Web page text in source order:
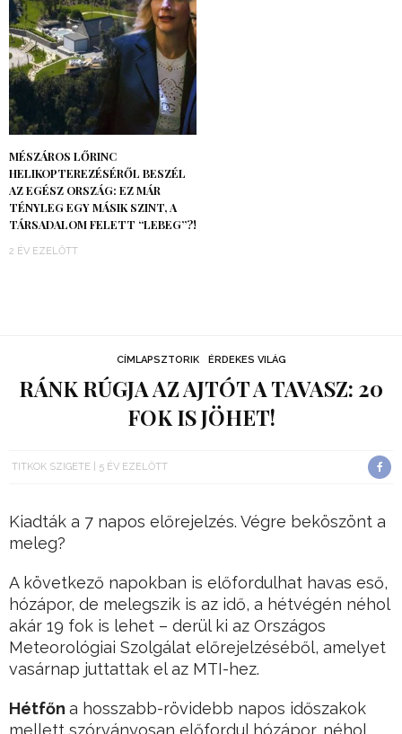
MÉSZÁROS LŐRINC
HELIKOPTEREZÉSÉRŐL BESZÉL
AZ EGÉSZ ORSZÁG: EZ MÁR
TÉNYLEG EGY MÁSIK SZINT, A
TÁRSADALOM FELETT “LEBEG”?!
2 ÉV EZELŐTT
CÍMLAPSZTORIK ÉRDEKES VILÁG
RÁNK RÚGJA AZ AJTÓT A TAVASZ: 20
FOK IS JÖHET!
TITKOK SZIGETE 5 ÉV EZELŐTT
Kiadták a 7 napos előrejelzés. Végre beköszönt a
meleg?
A következő napokban is előfordulhat havas eső,
hózápor, de melegszik is az idő, a hétvégén néhol
akár 19 fok is lehet – derül ki az Országos
Meteorológiai Szolgálat előrejelzéséből, amelyet
vasárnap juttattak el az MTI-hez.
Hétfőn a hosszabb-rövidebb napos időszakok